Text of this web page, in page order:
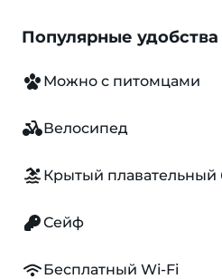
Популярные удобства
Можно с питомцами
Велосипед
Крытый плавательный
Сейф
Бесплатный Wi-Fi